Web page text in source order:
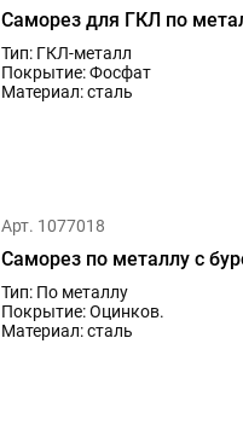
Саморез для ГКЛ по
Тип: ГКЛ-металл
Покрытие: Фосфат
Материал: сталь
Арт. 1077018
Саморез по металлу с
Тип: По металлу
Покрытие: Оцинков.
Материал: сталь